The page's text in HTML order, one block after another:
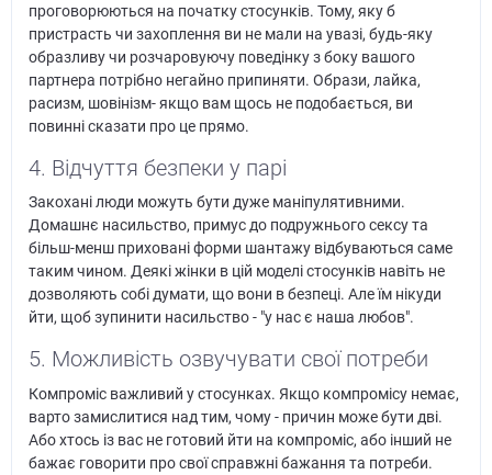
проговорюються на початку стосунків. Тому, яку б
пристрасть чи захоплення ви не мали на увазі, будь-яку
образливу чи розчаровуючу поведінку з боку вашого
партнера потрібно негайно припиняти. Образи, лайка,
расизм, шовінізм- якщо вам щось не подобається, ви
повинні сказати про це прямо.
4. Відчуття безпеки у парі
Закохані люди можуть бути дуже маніпулятивними.
Домашнє насильство, примус до подружнього сексу та
більш-менш приховані форми шантажу відбуваються саме
таким чином. Деякі жінки в цій моделі стосунків навіть не
дозволяють собі думати, що вони в безпеці. Але їм нікуди
йти, щоб зупинити насильство - "у нас є наша любов".
5. Можливість озвучувати свої потреби
Компроміс важливий у стосунках. Якщо компромісу немає,
варто замислитися над тим, чому - причин може бути дві.
Або хтось із вас не готовий йти на компроміс, або інший не
бажає говорити про свої справжні бажання та потреби.